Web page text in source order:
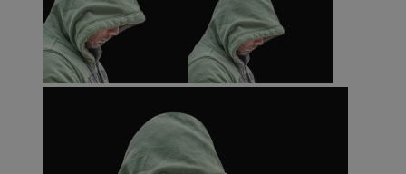
suid
Simplifi Holdings
Inc.
.simpli.fi